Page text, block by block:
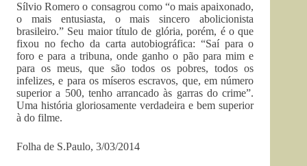
Sílvio Romero o consagrou como “o mais apaixonado,
o mais entusiasta, o mais sincero abolicionista
brasileiro.” Seu maior título de glória, porém, é o que
fixou no fecho da carta autobiográfica: “Saí para o
foro e para a tribuna, onde ganho o pão para mim e
para os meus, que são todos os pobres, todos os
infelizes, e para os míseros escravos, que, em número
superior a 500, tenho arrancado às garras do crime”.
Uma história gloriosamente verdadeira e bem superior
à do filme.
Folha de S.Paulo, 3/03/2014